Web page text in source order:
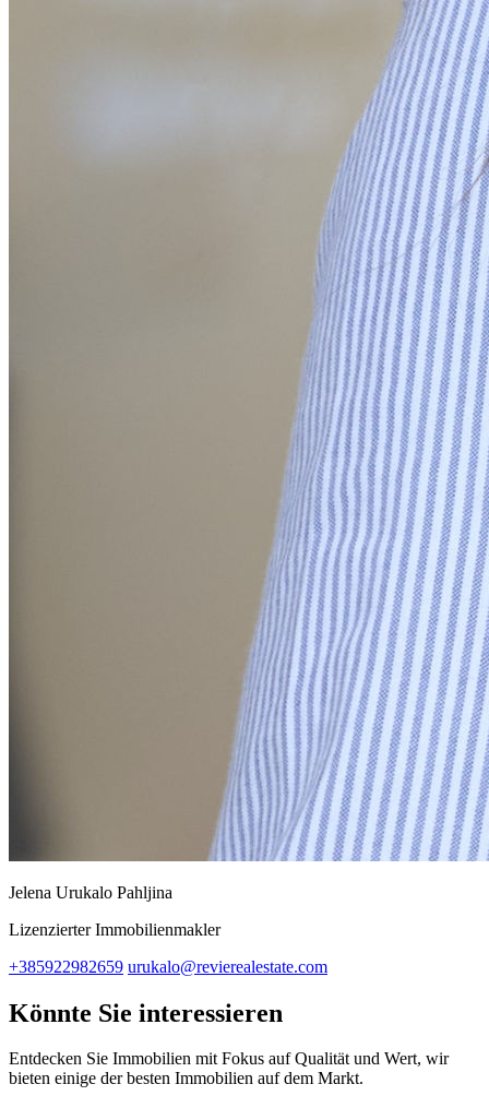
Jelena Urukalo Pahljina
Lizenzierter Immobilienmakler
+385922982659 urukalo@revierealestate.com
Könnte Sie interessieren
Entdecken Sie Immobilien mit Fokus auf Qualität und Wert, wir
bieten einige der besten Immobilien auf dem Markt.